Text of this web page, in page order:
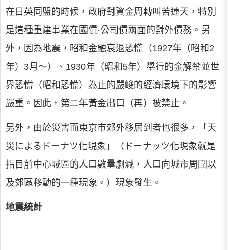
在日英同盟的時候，政府對資金周轉叫苦連天，特別
是這種重建事業在國債·公司債兩面的對外債務。另
外，因為地震，昭和金融衰退恐慌（1927年（昭和2
年）3月～）、1930年（昭和5年）舉行的金解禁並世
界恐慌（昭和恐慌）為止的嚴峻的經濟環境下的影響
嚴重。因此，第二年黃金出口（再）被禁止。
另外，由於災害而東京市郊外移居到者也很多，「天
災によるドーナツ化現象」（ドーナッツ化現象就是
指目前中心城區的人口數量劇減，人口向城市周圍以
及郊區移動的一種現象。）現象發生。
地震統計